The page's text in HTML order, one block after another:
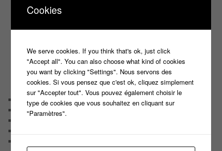
Harry
Motus
Tous les castings
Les 12 coups de midi
Les Z’Amours
N’oubliez Pas Les Paroles
Tout le monde veut prendre sa place
Chaine Youtube
Contact
Cookies
We serve cookies. If you think that's ok, just click
"Accept all". You can also choose what kind of cookies
you want by clicking "Settings". Nous servons des
cookies. Si vous pensez que c'est ok, cliquez simplement
sur "Accepter tout". Vous pouvez également choisir le
type de cookies que vous souhaitez en cliquant sur
"Paramètres".